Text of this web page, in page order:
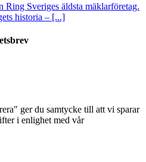
Ring Sveriges äldsta mäklarföretag.
historia – [...]
ger du samtycke till att vi sparar
i enlighet med vår